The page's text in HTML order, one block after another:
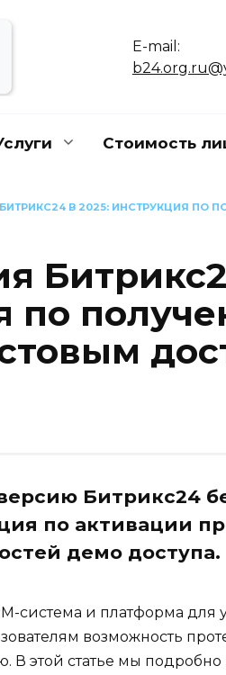
E-mail:
Стоимость
В 2025: ИНСТРУКЦИЯ ПО
по
Битрикс24
по активации
демо доступа.
система и платформа для
возможность
этой статье мы подробно